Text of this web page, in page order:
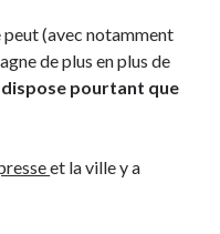
peut (avec notamment
de plus en plus de
dispose pourtant que
et la ville y a